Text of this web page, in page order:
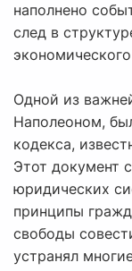
наполнено
след в
Одной из
Наполеоном,
кодекса,
Этот документ
юридических
принципы
свободы
устранял